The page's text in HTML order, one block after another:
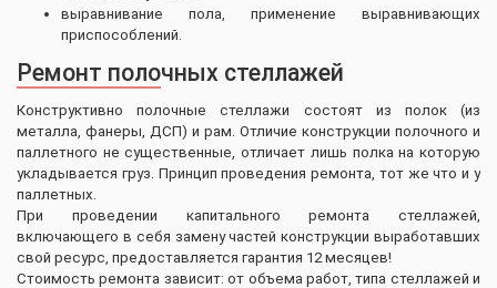
выравнивание пола, применение выравнивающих
приспособлений.
Ремонт полочных стеллажей
Конструктивно полочные стеллажи состоят из полок (из
металла, фанеры, ДСП) и рам. Отличие конструкции полочного и
паллетного не существенные, отличает лишь полка на которую
укладывается груз. Принцип проведения ремонта, тот же что и у
паллетных.
При проведении капитального ремонта стеллажей,
включающего в себя замену частей конструкции выработавших
свой ресурс, предоставляется гарантия 12 месяцев!
Стоимость ремонта зависит: от объема работ, типа стеллажей и